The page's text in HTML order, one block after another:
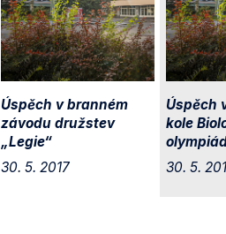
Úspěch v branném
závodu družstev
„Legie“
30. 5. 2017
Úspěch
kole
30. 5.